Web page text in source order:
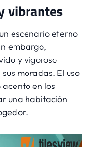
vibrantes
escenario eterno
embargo,
y vigoroso
moradas. El uso
en los
una habitación